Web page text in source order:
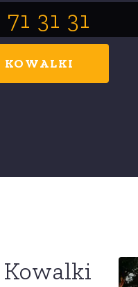
31 31
KOWALKI
Kowalki